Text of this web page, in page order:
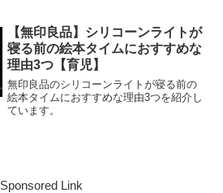
【無印良品】シリコーンライトが
寝る前の絵本タイムにおすすめな
理由3つ【育児】
無印良品のシリコーンライトが寝る前の
絵本タイムにおすすめな理由3つを紹介し
ています。
Sponsored Link